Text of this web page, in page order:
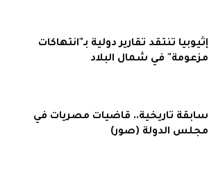
إثيوبيا تنتقد تقارير دولية بـ"انتهاكات
مزعومة" في شمال البلاد
سابقة تاريخية.. قاضيات مصريات في
مجلس الدولة (صور)